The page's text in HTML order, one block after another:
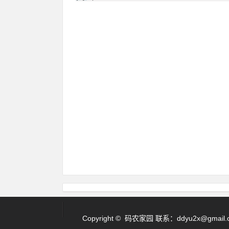
Copyright © 码农家园 联系：